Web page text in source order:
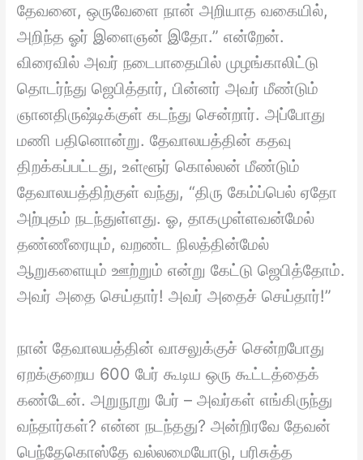
தேவனை, ஒருவேளை நான் அறியாத வகையில்,
அறிந்த ஓர் இளைஞன் இதோ.” என்றேன்.
விரைவில் அவர் நடைபாதையில் முழங்காலிட்டு
தொடர்ந்து ஜெபித்தார், பின்னர் அவர் மீண்டும்
ஞானதிருஷ்டிக்குள் கடந்து சென்றார். அப்போது
மணி பதினொன்று. தேவாலயத்தின் கதவு
திறக்கப்பட்டது, உள்ளூர் கொல்லன் மீண்டும்
தேவாலயத்திற்குள் வந்து, “திரு கேம்ப்பெல் ஏதோ
அற்புதம் நடந்துள்ளது. ஓ, தாகமுள்ளவன்மேல்
தண்ணீரையும், வறண்ட நிலத்தின்மேல்
ஆறுகளையும் ஊற்றும் என்று கேட்டு ஜெபித்தோம்.
அவர் அதை செய்தார்! அவர் அதைச் செய்தார்!”
நான் தேவாலயத்தின் வாசலுக்குச் சென்றபோது
ஏறக்குறைய 600 பேர் கூடிய ஒரு கூட்டத்தைக்
கண்டேன். அறுநூறு பேர் – அவர்கள் எங்கிருந்து
வந்தார்கள்? என்ன நடந்தது? அன்றிரவே தேவன்
பெந்தேகொஸ்தே வல்லமையோடு, பரிசுத்த